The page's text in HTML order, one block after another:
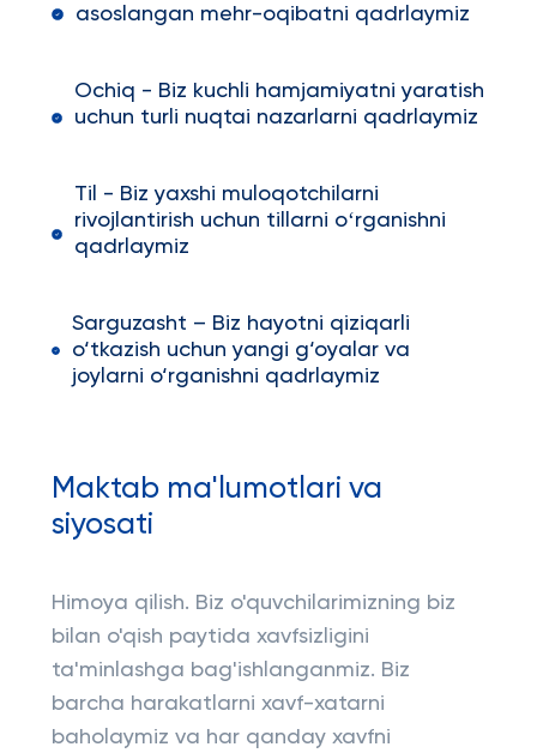
asoslangan mehr-oqibatni qadrlaymiz
Ochiq - Biz kuchli hamjamiyatni yaratish
uchun turli nuqtai nazarlarni qadrlaymiz
Til - Biz yaxshi muloqotchilarni
rivojlantirish uchun tillarni oʻrganishni
qadrlaymiz
Sarguzasht – Biz hayotni qiziqarli
o‘tkazish uchun yangi g‘oyalar va
joylarni o‘rganishni qadrlaymiz
Maktab ma'lumotlari va
siyosati
Himoya qilish. Biz o'quvchilarimizning biz
bilan o'qish paytida xavfsizligini
ta'minlashga bag'ishlanganmiz. Biz
barcha harakatlarni xavf-xatarni
baholaymiz va har qanday xavfni